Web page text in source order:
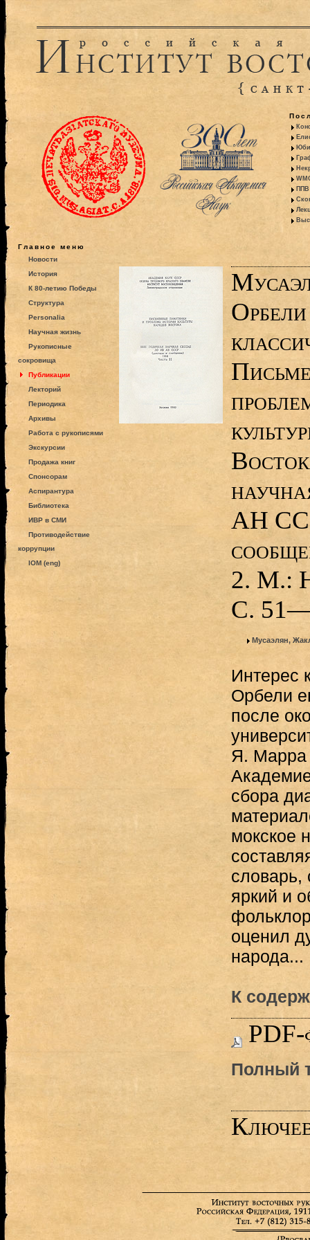
ППВ
Главное меню
Новости
История
К 80-летию Победы
Структура
Personalia
Научная жизнь
Рукописные
сокровища
Публикации
Лекторий
Периодика
Архивы
Работа с рукописями
Экскурсии
Продажа книг
Спонсорам
Аспирантура
Библиотека
ИВР в СМИ
Противодействие
коррупции
IOM (eng)
АН
2. М.:
С.
Мусаэлян,
Интерес
Орбели
после
Я. Марра
сбора
мокское
словарь,
яркий и
оценил
народа...
К
PDF-
Полный